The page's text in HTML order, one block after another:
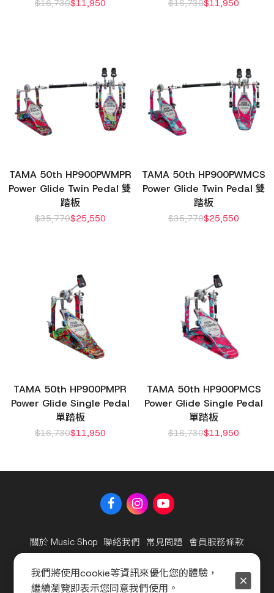
$16,730$11,950 $16,730$11,950
TAMA 50th HP900PWMPR
Power Glide Twin Pedal 雙
踏板
$35,770$25,550
TAMA 50th HP900PWMCS
Power Glide Twin Pedal 雙
踏板
$35,770$25,550
TAMA 50th HP900PMPR
Power Glide Single Pedal
單踏板
$16,730$11,950
TAMA 50th HP900PMCS
Power Glide Single Pedal
單踏板
$16,730$11,950
關於 Music Shop 聯絡我們 常見問題 會員服務條款
Copyright © 2025 海國樂器股份有限公司及海億股份有限公
我們將使用cookie等資訊來優化您的體驗，
繼續瀏覽即表示您同意我們使用。